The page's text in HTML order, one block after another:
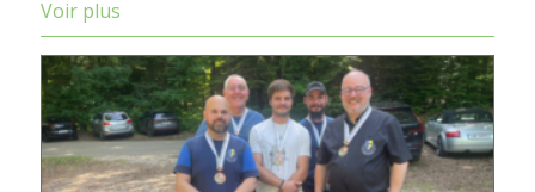
Voir plus